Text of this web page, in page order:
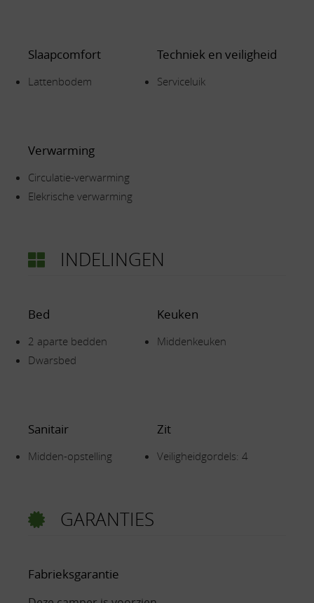
Slaapcomfort
Lattenbodem
Techniek en veiligheid
Serviceluik
Verwarming
Circulatie-verwarming
Elekrische verwarming
INDELINGEN
Bed
2 aparte bedden
Dwarsbed
Keuken
Middenkeuken
Sanitair
Midden-opstelling
Zit
Veiligheidgordels: 4
GARANTIES
Fabrieksgarantie